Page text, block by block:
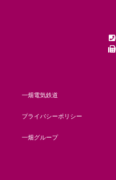
一畑電気鉄道
プライバシーポリシー
一畑グループ